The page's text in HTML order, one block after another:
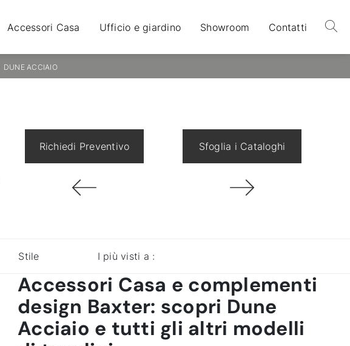
Accessori Casa Ufficio e giardino Showroom Contatti
DUNE ACCIAIO
Richiedi Preventivo Sfoglia i Cataloghi
Stile I più visti a :
Accessori Casa e complementi
design Baxter: scopri Dune
Acciaio e tutti gli altri modelli